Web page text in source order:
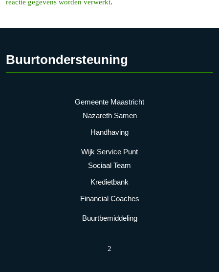
reactie gegevens worden verwerkt.
Buurtondersteuning
Gemeente Maastricht
Nazareth Samen
Handhaving
Wijk Service Punt
Sociaal Team
Kredietbank
Financial Coaches
Buurtbemiddeling
2